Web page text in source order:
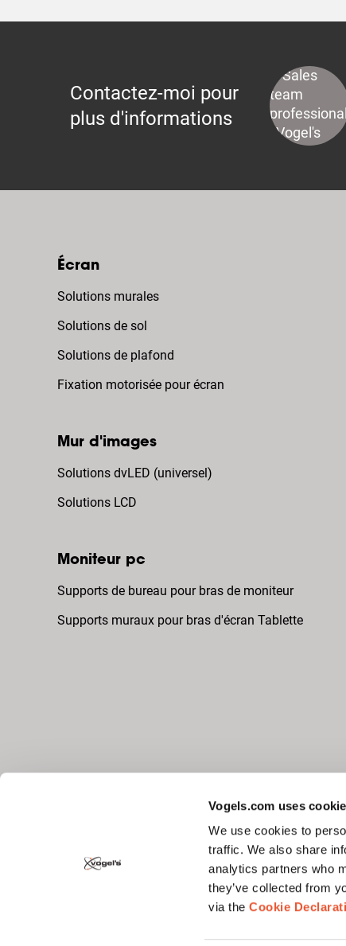
Vogels.com uses
We use cookies to
traffic. We also share
analytics partners who
they’ve collected from
via theCookie
Contactez-moi pour
plus d'informations
Écran
Solutions murales
Solutions de sol
Solutions de plafond
Fixation motorisée pour écran
Mur d'images
Solutions dvLED (universel)
Solutions LCD
Moniteur pc
Supports de bureau pour bras de moniteur
Supports muraux pour bras d'écran Tablette
Suivez-nous